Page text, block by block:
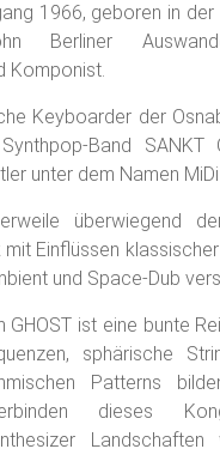
1966, geboren in der
Berliner
Komponist.
Keyboarder der
Band
unter dem Namen MiDi
überwiegend
Einflüssen
und Space-Dub
GHOST ist eine bunte
sphärische
Patterns
dieses